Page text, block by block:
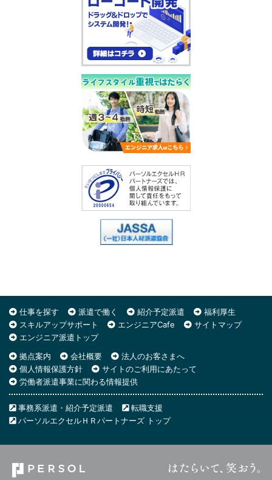
仕事を探す 派遣で働く 紹介予定派遣
福利厚生
スキルアップサポート
エンジニアCafe
サイトマップ
エンジニア派遣トップ
拠点案内
会社概要
法人のお客さまへ
個人情報保護方針
サイトのご利用にあたって
労働者派遣事業に関わる情報提供
事務系派遣・紹介予定派遣
転職支援
パーソルエクセルＨＲパートナーズ トップ